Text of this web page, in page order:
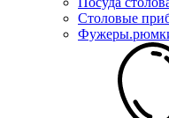
Столовые